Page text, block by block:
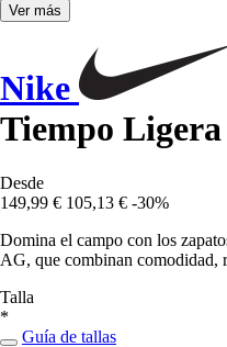
Ver más
Nike
Tiempo
Desde
149,99 € 105,13 € -30%
Domina el campo con los
AG, que combinan comodidad,
Talla
*
Guía de tallas